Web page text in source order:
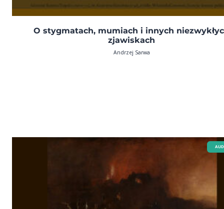
O stygmatach, mumiach i innych
zjawiskach
Andrzej Sarwa